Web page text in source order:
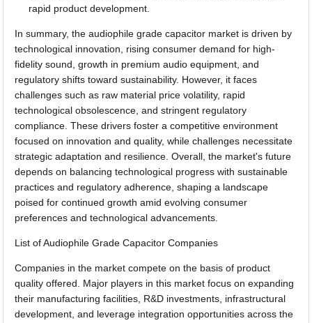
rapid product development.
In summary, the audiophile grade capacitor market is driven by
technological innovation, rising consumer demand for high-
fidelity sound, growth in premium audio equipment, and
regulatory shifts toward sustainability. However, it faces
challenges such as raw material price volatility, rapid
technological obsolescence, and stringent regulatory
compliance. These drivers foster a competitive environment
focused on innovation and quality, while challenges necessitate
strategic adaptation and resilience. Overall, the market's future
depends on balancing technological progress with sustainable
practices and regulatory adherence, shaping a landscape
poised for continued growth amid evolving consumer
preferences and technological advancements.
List of Audiophile Grade Capacitor Companies
Companies in the market compete on the basis of product
quality offered. Major players in this market focus on expanding
their manufacturing facilities, R&D investments, infrastructural
development, and leverage integration opportunities across the